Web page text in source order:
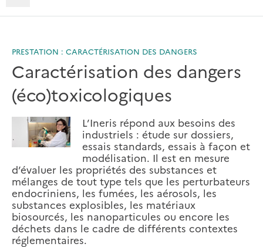
PRESTATION : CARACTÉRISATION DES DANGERS
Caractérisation des dangers
(éco)toxicologiques
L’Ineris répond aux besoins des
industriels : étude sur dossiers,
essais standards, essais à façon et
modélisation. Il est en mesure
d’évaluer les propriétés des substances et
mélanges de tout type tels que les perturbateurs
endocriniens, les fumées, les aérosols, les
substances explosibles, les matériaux
biosourcés, les nanoparticules ou encore les
déchets dans le cadre de différents contextes
réglementaires.